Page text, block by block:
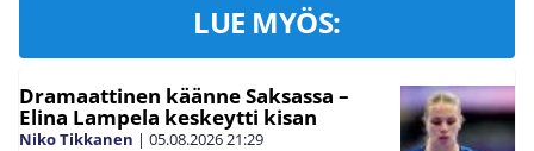
LUE MYÖS:
Dramaattinen käänne Saksassa –
Elina Lampela keskeytti kisan
Niko Tikkanen | 05.08.202621:29